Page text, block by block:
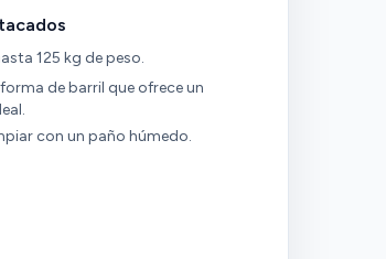
125 kg de peso.
de barril que ofrece un
con un paño húmedo.